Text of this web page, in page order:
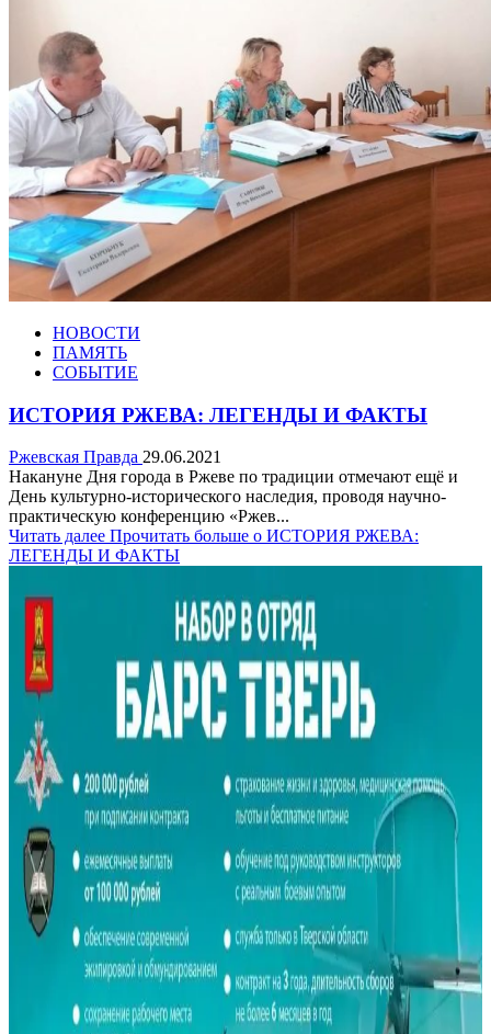
НОВОСТИ
ПАМЯТЬ
СОБЫТИЕ
ИСТОРИЯ РЖЕВА: ЛЕГЕНДЫ И ФАКТЫ
Ржевская Правда 29.06.2021
Накануне Дня города в Ржеве по традиции отмечают ещё и
День культурно-исторического наследия, проводя научно-
практическую конференцию «Ржев...
Читать далее Прочитать больше о ИСТОРИЯ РЖЕВА:
ЛЕГЕНДЫ И ФАКТЫ